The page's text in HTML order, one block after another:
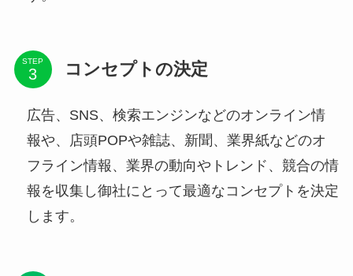
STEP コンセプトの決定
広告、SNS、検索エンジンなどのオンライン情
報や、店頭POPや雑誌、新聞、業界紙などのオ
フライン情報、業界の動向やトレンド、競合の情
報を収集し御社にとって最適なコンセプトを決定
します。